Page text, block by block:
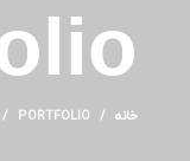
خانه PORTFOLIO